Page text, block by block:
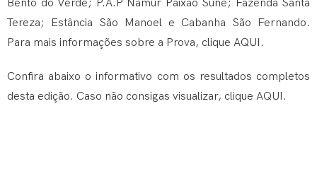
Bento do Verde; P.A.P Namur Paixão Suñe; Fazenda Santa
Tereza; Estância São Manoel e Cabanha São Fernando.
Para mais informações sobre a Prova, clique AQUI.
Confira abaixo o informativo com os resultados completos
desta edição. Caso não consigas visualizar, clique AQUI.